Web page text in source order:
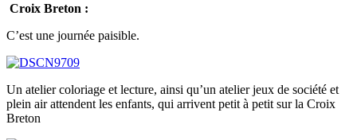
Croix Breton :
C’est une journée paisible.
Un atelier coloriage et lecture, ainsi qu’un atelier jeux de société et
plein air attendent les enfants, qui arrivent petit à petit sur la Croix
Breton